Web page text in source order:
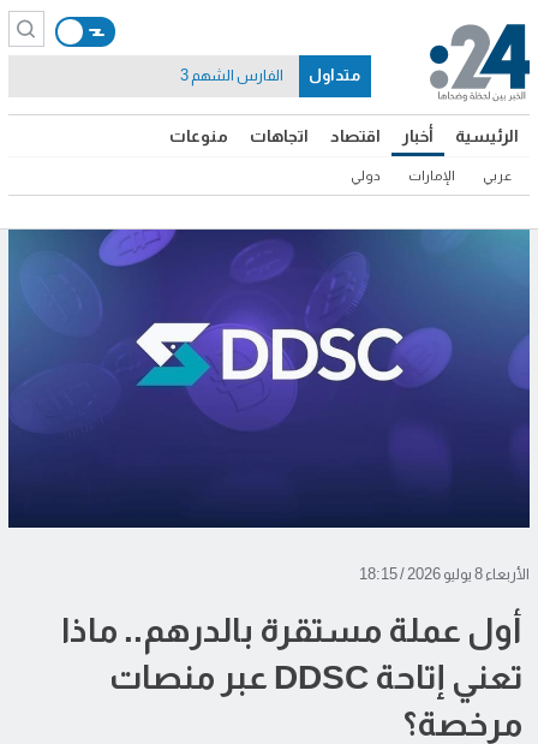
الرئيسية أخبار
عربي الإمارات دولي
اقتصاد اتجاهات منوعات
متداول الفارس الشهم 3
الأربعاء 8 يوليو 2026 / 18:15
أول عملة مستقرة بالدرهم.. ماذا
تعني إتاحة DDSC عبر منصات
مرخصة؟